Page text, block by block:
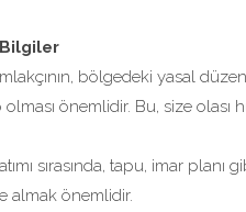
bölgedeki yasal
önemlidir. Bu, size olası
sırasında, tapu, imar
almak önemlidir.